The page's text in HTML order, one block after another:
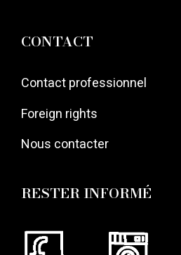
CONTACT
Contact professionnel
Foreign rights
Nous contacter
RESTER INFORMÉ